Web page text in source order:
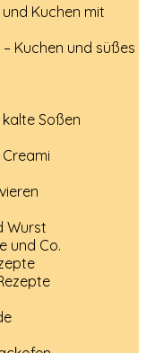
Kuchen mit
Kuchen und süßes
Soßen
Wurst
und Co.